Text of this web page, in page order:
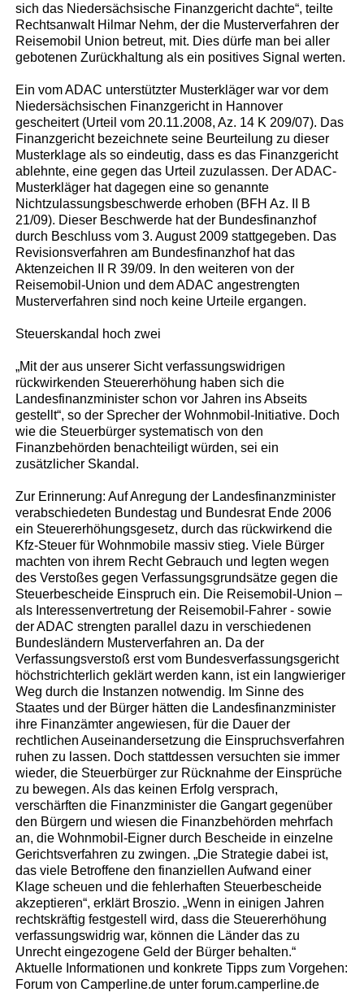
sich das Niedersächsische Finanzgericht dachte“, teilte
Rechtsanwalt Hilmar Nehm, der die Musterverfahren der
Reisemobil Union betreut, mit. Dies dürfe man bei aller
gebotenen Zurückhaltung als ein positives Signal werten.
Ein vom ADAC unterstützter Musterkläger war vor dem
Niedersächsischen Finanzgericht in Hannover
gescheitert (Urteil vom 20.11.2008, Az. 14 K 209/07). Das
Finanzgericht bezeichnete seine Beurteilung zu dieser
Musterklage als so eindeutig, dass es das Finanzgericht
ablehnte, eine gegen das Urteil zuzulassen. Der ADAC-
Musterkläger hat dagegen eine so genannte
Nichtzulassungsbeschwerde erhoben (BFH Az. II B
21/09). Dieser Beschwerde hat der Bundesfinanzhof
durch Beschluss vom 3. August 2009 stattgegeben. Das
Revisionsverfahren am Bundesfinanzhof hat das
Aktenzeichen II R 39/09. In den weiteren von der
Reisemobil-Union und dem ADAC angestrengten
Musterverfahren sind noch keine Urteile ergangen.
Steuerskandal hoch zwei
„Mit der aus unserer Sicht verfassungswidrigen
rückwirkenden Steuererhöhung haben sich die
Landesfinanzminister schon vor Jahren ins Abseits
gestellt“, so der Sprecher der Wohnmobil-Initiative. Doch
wie die Steuerbürger systematisch von den
Finanzbehörden benachteiligt würden, sei ein
zusätzlicher Skandal.
Zur Erinnerung: Auf Anregung der Landesfinanzminister
verabschiedeten Bundestag und Bundesrat Ende 2006
ein Steuererhöhungsgesetz, durch das rückwirkend die
Kfz-Steuer für Wohnmobile massiv stieg. Viele Bürger
machten von ihrem Recht Gebrauch und legten wegen
des Verstoßes gegen Verfassungsgrundsätze gegen die
Steuerbescheide Einspruch ein. Die Reisemobil-Union –
als Interessenvertretung der Reisemobil-Fahrer - sowie
der ADAC strengten parallel dazu in verschiedenen
Bundesländern Musterverfahren an. Da der
Verfassungsverstoß erst vom Bundesverfassungsgericht
höchstrichterlich geklärt werden kann, ist ein langwieriger
Weg durch die Instanzen notwendig. Im Sinne des
Staates und der Bürger hätten die Landesfinanzminister
ihre Finanzämter angewiesen, für die Dauer der
rechtlichen Auseinandersetzung die Einspruchsverfahren
ruhen zu lassen. Doch stattdessen versuchten sie immer
wieder, die Steuerbürger zur Rücknahme der Einsprüche
zu bewegen. Als das keinen Erfolg versprach,
verschärften die Finanzminister die Gangart gegenüber
den Bürgern und wiesen die Finanzbehörden mehrfach
an, die Wohnmobil-Eigner durch Bescheide in einzelne
Gerichtsverfahren zu zwingen. „Die Strategie dabei ist,
das viele Betroffene den finanziellen Aufwand einer
Klage scheuen und die fehlerhaften Steuerbescheide
akzeptieren“, erklärt Broszio. „Wenn in einigen Jahren
rechtskräftig festgestell wird, dass die Steuererhöhung
verfassungswidrig war, können die Länder das zu
Unrecht eingezogene Geld der Bürger behalten.“
Aktuelle Informationen und konkrete Tipps zum Vorgehen:
Forum von Camperline.de unter forum.camperline.de